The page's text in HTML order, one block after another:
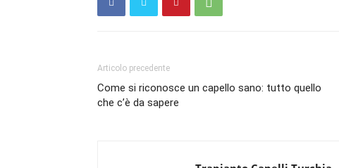
Articolo precedente
Come si riconosce un capello sano: tutto quello
che c’è da sapere